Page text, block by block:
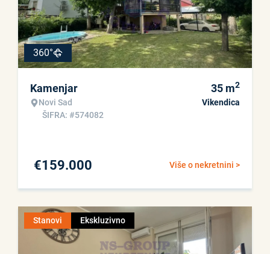
360°
Kamenjar
Novi Sad
ŠIFRA: #574082
35 m2
Vikendica
Više o nekretnini >
€159.000
Stanovi Ekskluzivno